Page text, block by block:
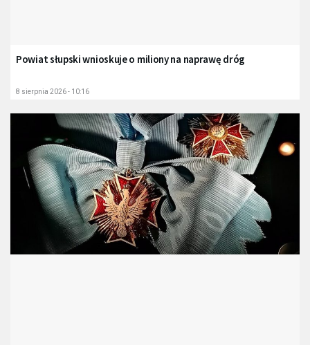
Powiat słupski wnioskuje o miliony na naprawę dróg
8 sierpnia 2026 - 10:16